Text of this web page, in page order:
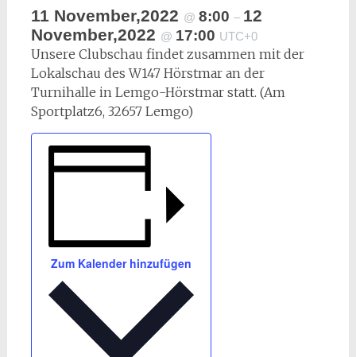
11 November,2022 @ 8:00 – 12
November,2022 @ 17:00 UTC+0
Unsere Clubschau findet zusammen mit der
Lokalschau des W147 Hörstmar an der
Turnihalle in Lemgo-Hörstmar statt. (Am
Sportplatz6, 32657 Lemgo)
Zum Kalender hinzufügen